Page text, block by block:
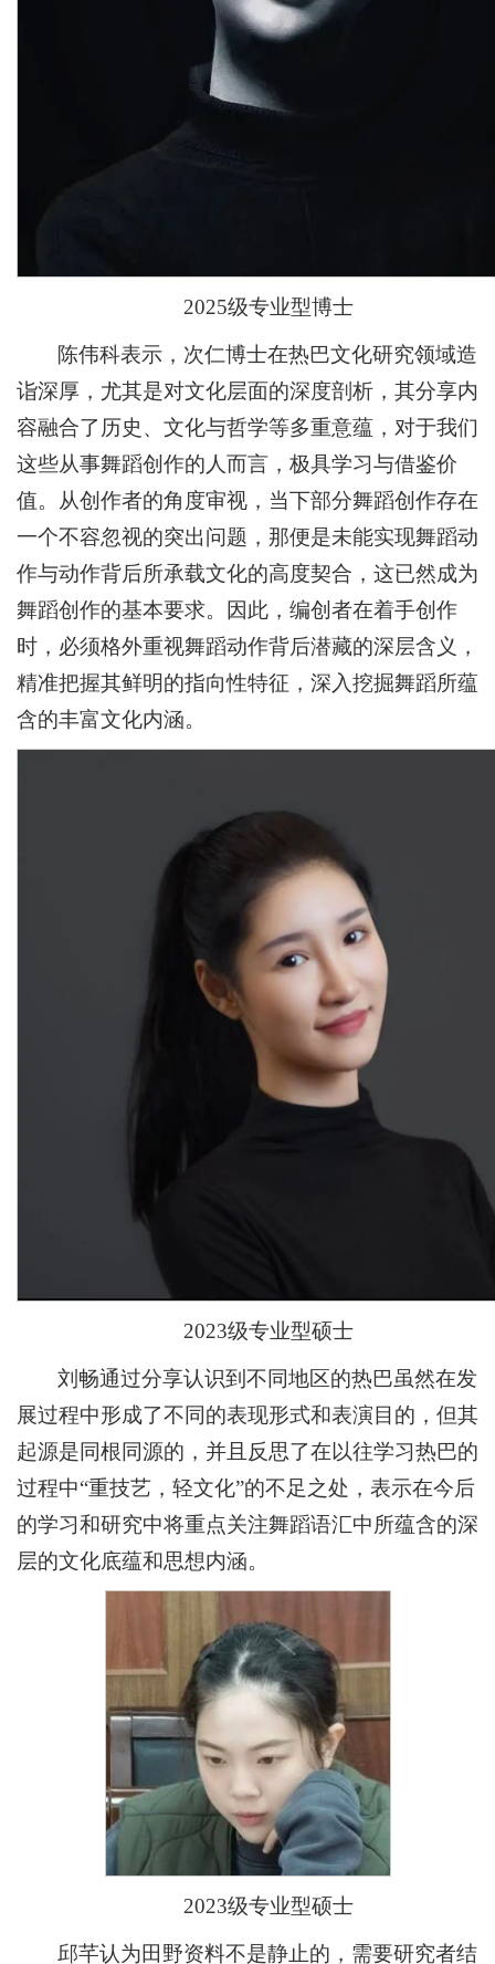
2025级专业型博士
陈伟科表示，次仁博士在热巴文化研究领域造
诣深厚，尤其是对文化层面的深度剖析，其分享内
容融合了历史、文化与哲学等多重意蕴，对于我们
这些从事舞蹈创作的人而言，极具学习与借鉴价
值。从创作者的角度审视，当下部分舞蹈创作存在
一个不容忽视的突出问题，那便是未能实现舞蹈动
作与动作背后所承载文化的高度契合，这已然成为
舞蹈创作的基本要求。因此，编创者在着手创作
时，必须格外重视舞蹈动作背后潜藏的深层含义，
精准把握其鲜明的指向性特征，深入挖掘舞蹈所蕴
含的丰富文化内涵。
2023级专业型硕士
刘畅通过分享认识到不同地区的热巴虽然在发
展过程中形成了不同的表现形式和表演目的，但其
起源是同根同源的，并且反思了在以往学习热巴的
过程中“重技艺，轻文化”的不足之处，表示在今后
的学习和研究中将重点关注舞蹈语汇中所蕴含的深
层的文化底蕴和思想内涵。
2023级专业型硕士
邱芊认为田野资料不是静止的，需要研究者结